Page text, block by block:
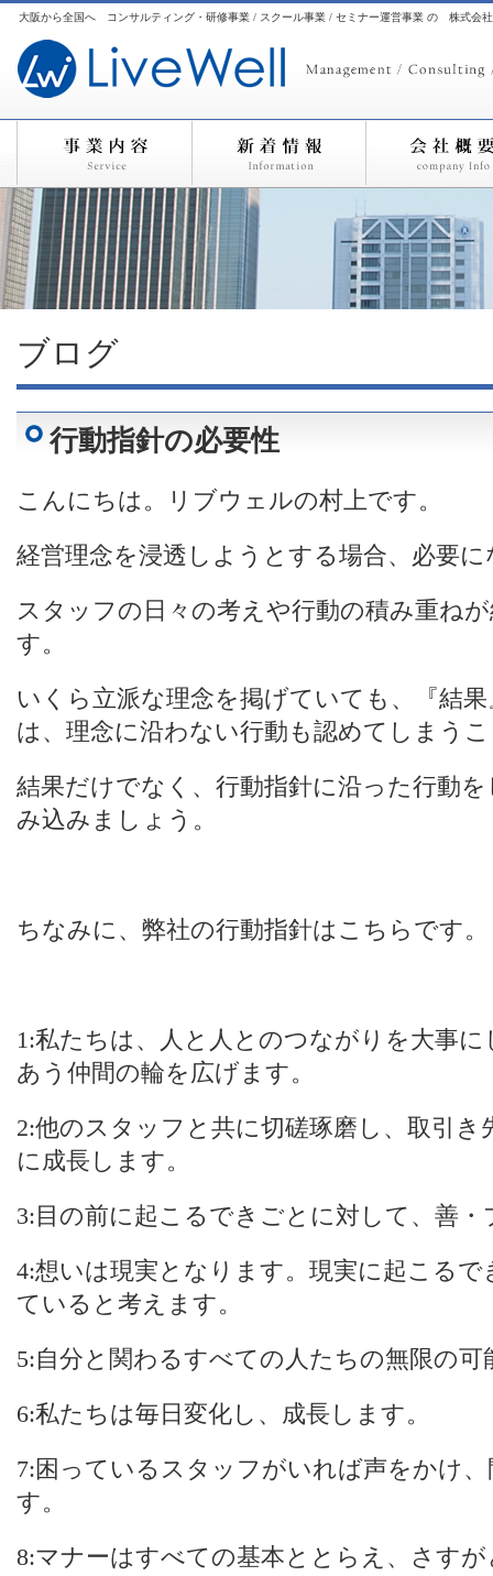
大阪から全国へ コンサルティング・研修事業 / スクール事業 / セミナー運営事業 の 株式会
ブログ
行動指針の必要性
こんにちは。リブウェルの村上です。
経営理念を浸透しようとする場合、必要
スタッフの日々の考えや行動の積み重ね
す。
いくら立派な理念を掲げていても、『結
は、理念に沿わない行動も認めてしまう
結果だけでなく、行動指針に沿った行動
み込みましょう。
ちなみに、弊社の行動指針はこちらです。
1:私たちは、人と人とのつながりを大事
あう仲間の輪を広げます。
2:他のスタッフと共に切磋琢磨し、取引
に成長します。
3:目の前に起こるできごとに対して、善
4:想いは現実となります。現実に起こる
ていると考えます。
5:自分と関わるすべての人たちの無限の
6:私たちは毎日変化し、成長します。
7:困っているスタッフがいれば声をかけ
す。
8:マナーはすべての基本ととらえ、さす